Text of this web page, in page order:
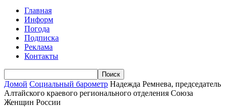
Главная
Информ
Погода
Подписка
Реклама
Контакты
Домой Социальный барометр Надежда Ремнева, председатель
Алтайского краевого регионального отделения Союза
Женщин России